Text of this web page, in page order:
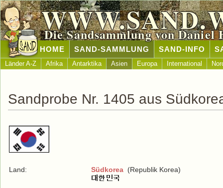
Die Sandsammlung von Daniel
HOME SAND-SAMMLUNG SAND-INFO
Länder A-Z Afrika Antarktika Asien Europa International
Sandprobe Nr. 1405 aus
Land: Südkorea (Republik Korea)